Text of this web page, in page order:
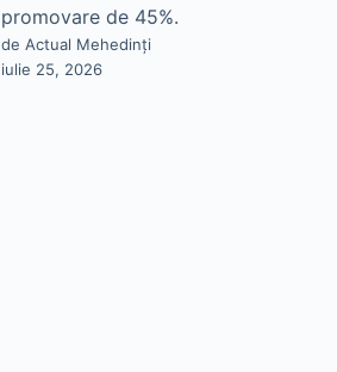
promovare de 45%.
de Actual Mehedinți
iulie 25, 2026